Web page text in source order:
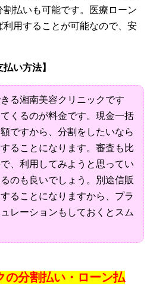
払いも可能です。医療ローン
用することが可能なので、安
い方法】
る湘南美容クリニックです
くるのが料金です。現金一括
ですから、分割をしたいなら
ることになります。審査も比
、利用してみようと思ってい
のも良いでしょう。別途信販
ることになりますから、プラ
レーションもしておくとスム
の分割払い・ローン払